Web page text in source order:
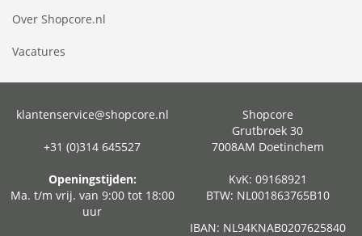
Over Shopcore.nl
Vacatures
klantenservice@shopcore.nl
+31 (0)314 645527
Openingstijden:
Ma. t/m vrij. van 9:00 tot 18:00
uur
Shopcore
Grutbroek 30
7008AM Doetinchem
KvK: 09168921
BTW: NL001863765B10
IBAN: NL94KNAB0207625840